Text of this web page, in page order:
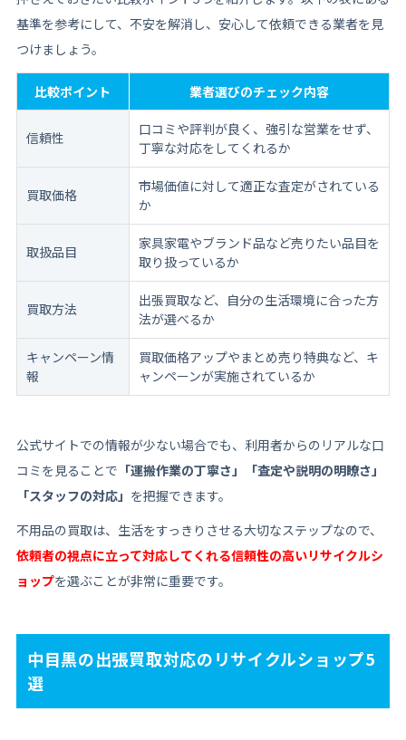
基準を参考にして、不安を解消し、安心して依頼できる業者を見
つけましょう。
比較ポイント 業者選びのチェック内容
信頼性
口コミや評判が良く、強引な営業をせず、
丁寧な対応をしてくれるか
買取価格
市場価値に対して適正な査定がされている
か
取扱品目
家具家電やブランド品など売りたい品目を
取り扱っているか
買取方法
出張買取など、自分の生活環境に合った方
法が選べるか
キャンペーン情
報
買取価格アップやまとめ売り特典など、キ
ャンペーンが実施されているか
公式サイトでの情報が少ない場合でも、利用者からのリアルな口
コミを見ることで 「運搬作業の丁寧さ」「査定や説明の明瞭さ」
「スタッフの対応」 を把握できます。
不用品の買取は、生活をすっきりさせる大切なステップなので、
依頼者の視点に立って対応してくれる信頼性の高いリサイクルシ
ョップを選ぶことが非常に重要です。
中目黒の出張買取対応のリサイクルショップ5
選